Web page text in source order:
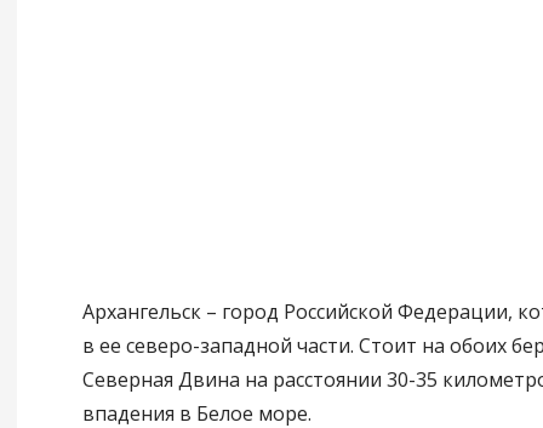
Архангельск – город Российской Федерации,
в ее северо-западной части. Стоит на обоих
Северная Двина на расстоянии 30-35
впадения в Белое море.